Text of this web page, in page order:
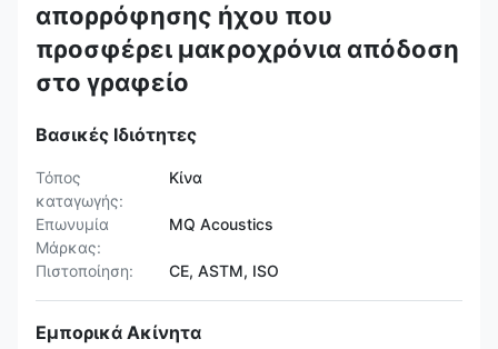
απορρόφησης ήχου που
προσφέρει μακροχρόνια απόδοση
στο γραφείο
Βασικές Ιδιότητες
Τόπος
καταγωγής:
Κίνα
Επωνυμία
Μάρκας:
MQ Acoustics
Πιστοποίηση: CE, ASTM, ISO
Εμπορικά Ακίνητα